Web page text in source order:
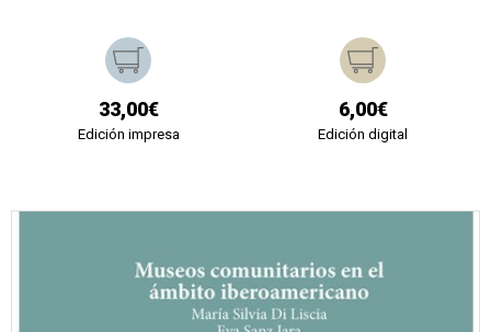
33,00€
Edición impresa
6,00€
Edición digital